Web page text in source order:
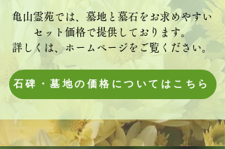
亀山霊苑では、墓地と墓石をお求めやすい
セット価格で提供しております。
​ ​詳しくは、ホームページをご覧ください。
石碑・墓地の価格についてはこちら